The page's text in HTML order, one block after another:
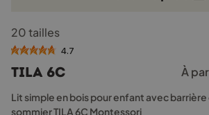
produit
a
variations.
Les
options
20 tailles
4.7
TILA 6C À
Lit simple en bois pour enfant avec
sommier TILA 6C Montessori